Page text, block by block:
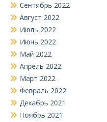
Сентябрь 2022
Август 2022
Июль 2022
Июнь 2022
Май 2022
Апрель 2022
Март 2022
Февраль 2022
Декабрь 2021
Ноябрь 2021